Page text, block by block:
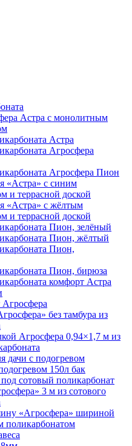
Астра с монолитным
Астра
Агросфера
Агросфера Пион
«Астра» с синим
и террасной доской
«Астра» с жёлтым
и террасной доской
Пион, зелёный
Пион, жёлтый
Пион,
Пион, бирюза
комфорт Астра
без тамбура из
Агросфера 0,94×1,7 м из
дачи с подогревом
150л бак
сотовый поликарбонат
3 м из сотового
«Агросфера» шириной
поликарбонатом